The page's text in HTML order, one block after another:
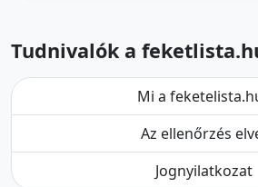
Tudnivalók a
Mi a
Az ellenőrzés
Jognyilatkozat